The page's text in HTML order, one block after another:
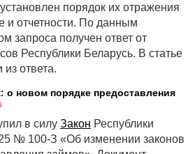
порядок их отражения
и отчетности. По данным
запроса получен ответ от
Республики Беларусь. В статье
ответа.
о новом порядке предоставления
в силу Закон Республики
№ 100-З «Об изменении законов